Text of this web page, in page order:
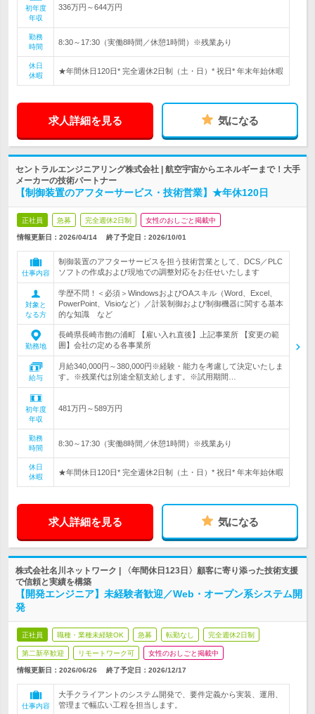
初年度
年収
336万円～644万円
勤務
時間
8:30～17:30（実働8時間／休憩1時間）※残業あり
休日
休暇
★年間休日120日* 完全週休2日制（土・日）* 祝日* 年末年始休暇
求人詳細を見る 気になる
セントラルエンジニアリング株式会社 | 航空宇宙からエネルギーまで！大手
メーカーの技術パートナー
【制御装置のアフターサービス・技術営業】★年休120日
正社員 急募 完全週休2日制 女性のおしごと掲載中
情報更新日：2026/04/14 終了予定日： 2026/10/01
仕事内容
制御装置のアフターサービスを担う技術営業として、DCS／PLC
ソフトの作成および現地での調整対応をお任せいたします
対象と
なる方
学歴不問！＜必須＞WindowsおよびOAスキル（Word、Excel、
PowerPoint、Visioなど）／計装制御および制御機器に関する基本
的な知識 など
勤務地
長崎県長崎市飽の浦町 【雇い入れ直後】上記事業所 【変更の範
囲】会社の定める各事業所
給与
月給340,000円～380,000円※経験・能力を考慮して決定いたしま
す。※残業代は別途全額支給します。※試用期間…
初年度
年収
481万円～589万円
勤務
時間
8:30～17:30（実働8時間／休憩1時間）※残業あり
休日
休暇
★年間休日120日* 完全週休2日制（土・日）* 祝日* 年末年始休暇
求人詳細を見る 気になる
株式会社名川ネットワーク | 〈年間休日123日〉顧客に寄り添った技術支援
で信頼と実績を構築
【開発エンジニア】未経験者歓迎／Web・オープン系システム開
発
正社員 職種・業種未経験OK 急募 転勤なし 完全週休2日制
第二新卒歓迎 リモートワーク可 女性のおしごと掲載中
情報更新日：2026/06/26 終了予定日： 2026/12/17
仕事内容
大手クライアントのシステム開発で、要件定義から実装、運用、
管理まで幅広い工程を担当します。